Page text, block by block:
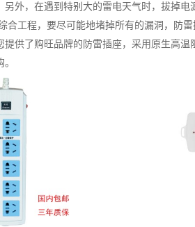
另外，在遇到特别大的雷电天气时，拔掉
合工程，要尽可能地堵掉所有的漏洞，防
提供了购旺品牌的防雷插座，采用原生高